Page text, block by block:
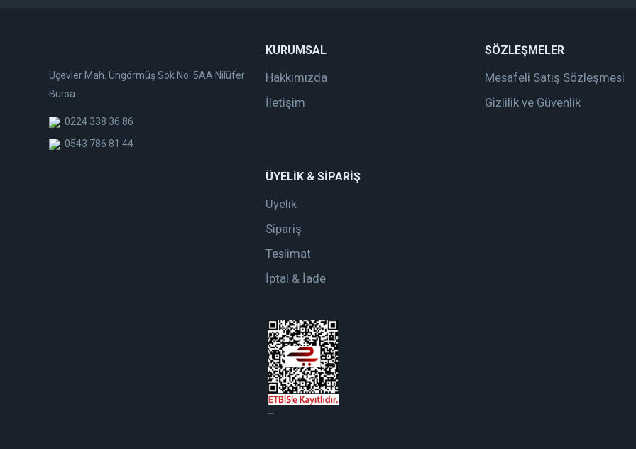
Üçevler Mah. Üngörmüş Sok No: 5AA Nilüfer
Bursa
0224 338 36 86
0543 786 81 44
KURUMSAL
Hakkımızda
İletişim
SÖZLEŞMELER
Mesafeli Satış Sözleşmesi
Gizlilik ve Güvenlik
ÜYELİK & SİPARİŞ
Üyelik
Sipariş
Teslimat
İptal & İade